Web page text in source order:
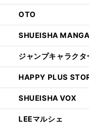
OTO
SHUEISHA
ジャンプキャラク
HAPPY PLUS
SHUEISHA VOX
LEEマルシェ